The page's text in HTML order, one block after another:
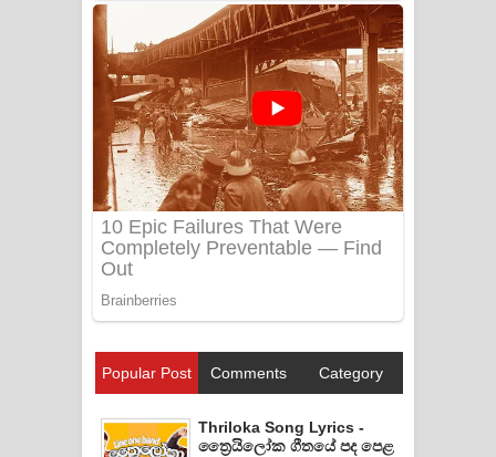
Popular Post Comments Category
Thriloka Song Lyrics -
ත්‍රෛයිලෝක ගීතයේ පද පෙළ